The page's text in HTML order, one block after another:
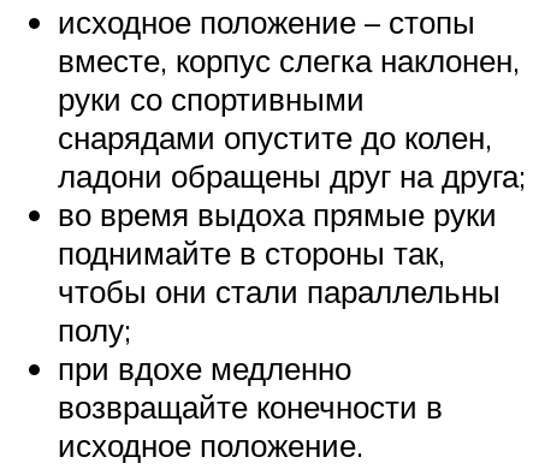
исходное положение – стопы
вместе, корпус слегка наклонен,
руки со спортивными
снарядами опустите до колен,
ладони обращены друг на друга;
во время выдоха прямые руки
поднимайте в стороны так,
чтобы они стали параллельны
полу;
при вдохе медленно
возвращайте конечности в
исходное положение.